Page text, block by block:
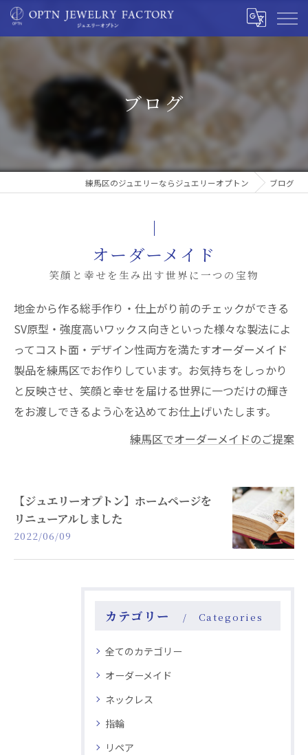
ブログ
練馬区のジュエリーならジュエリーオプトン ブログ
オーダーメイド
笑顔と幸せを生み出す世界に一つの宝物
地金から作る総手作り・仕上がり前のチェックができる
SV原型・強度高いワックス向きといった様々な製法によ
ってコスト面・デザイン性両方を満たすオーダーメイド
製品を練馬区でお作りしています。お気持ちをしっかり
と反映させ、笑顔と幸せを届ける世界に一つだけの輝き
をお渡しできるよう心を込めてお仕上げいたします。
練馬区でオーダーメイドのご提案
【ジュエリーオプトン】ホームページを
リニューアルしました
2022/06/09
カテゴリー Categories
全てのカテゴリー
オーダーメイド
ネックレス
指輪
リペア